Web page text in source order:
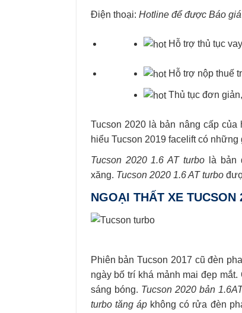
Điện thoại: Hotline để được Báo
Hỗ trợ thủ tục
Hỗ trợ nộp thuế
Thủ tục đơn
Tucson 2020 là bản nâng cấp
hiểu Tucson 2019 facelift có những
Tucson 2020 1.6 AT turbo
là bản
xăng. Tucson 2020 1.6 AT turbo
NGOẠI THẤT XE
Phiên bản Tucson 2017 cũ đèn
ngày bố trí khá mảnh mai đẹp
sáng bóng. Tucson 2020 bản
turbo tăng ápkhông có rửa đèn